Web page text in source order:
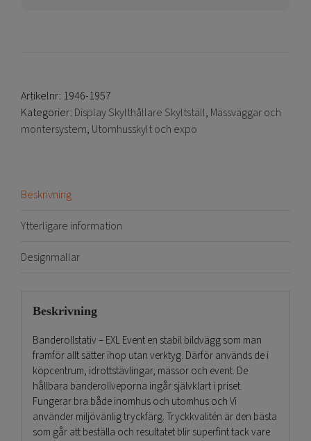
Artikelnr: 1946-1957
Kategorier: Display Skylthållare Skyltställ, Mässväggar och
montersystem, Utomhusskylt och expo
Beskrivning
Ytterligare information
Designmallar
Beskrivning
Banderollstativ – EXL Event en stabil bildvägg som man
framför allt sätter ihop utan verktyg. Därför används de i
köpcentrum, idrottstävlingar, mässor och event. De
hållbara banderollveporna ingår självklart i priset.
Fungerar bra både inomhus och utomhus och Vi
använder miljövänlig tryckfärg. Tryckkvalitén är den bästa
som går att beställa och resultatet blir superfint tack vare